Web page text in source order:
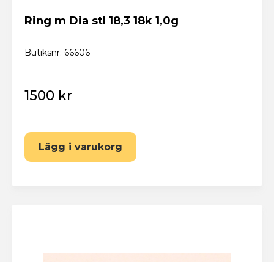
Ring m Dia stl 18,3 18k 1,0g
Butiksnr: 66606
1500 kr
Lägg i varukorg